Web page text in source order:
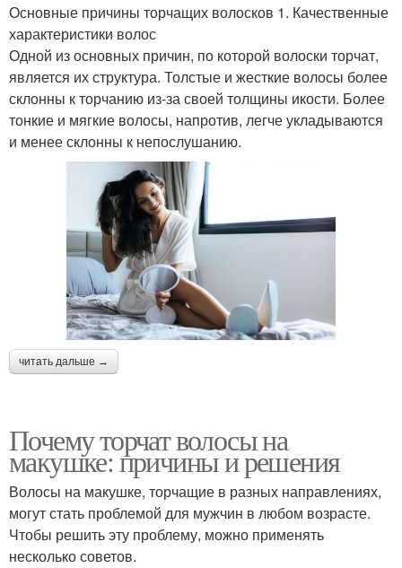
Основные причины торчащих волосков 1. Качественные
характеристики волос
Одной из основных причин, по которой волоски торчат,
является их структура. Толстые и жесткие волосы более
склонны к торчанию из-за своей толщины икости. Более
тонкие и мягкие волосы, напротив, легче укладываются
и менее склонны к непослушанию.
читать дальше →
Почему торчат волосы на
макушке: причины и решения
Волосы на макушке, торчащие в разных направлениях,
могут стать проблемой для мужчин в любом возрасте.
Чтобы решить эту проблему, можно применять
несколько советов.